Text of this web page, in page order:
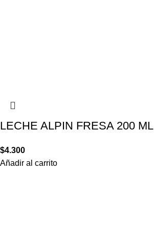
LECHE ALPIN FRESA 200 ML
$4.300
Añadir al carrito